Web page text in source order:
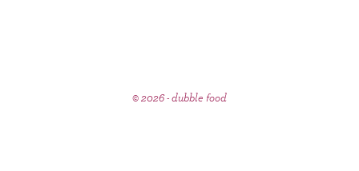
© 2026 - dubble food